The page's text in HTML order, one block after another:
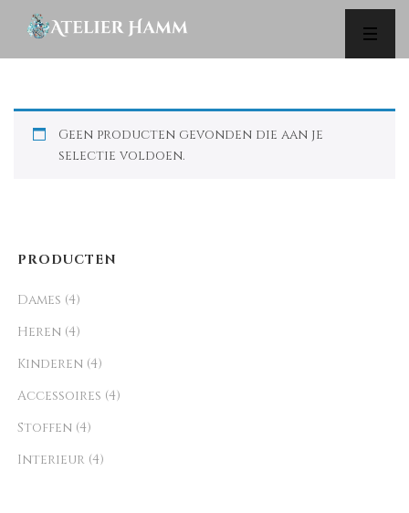
Geen producten gevonden die aan je
selectie voldoen.
PRODUCTEN
Dames (4)
Heren (4)
Kinderen (4)
Accessoires (4)
Stoffen (4)
Interieur (4)